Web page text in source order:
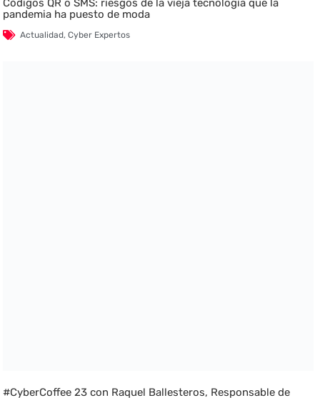
Códigos QR o SMS: riesgos de la vieja tecnología que la
pandemia ha puesto de moda
Actualidad,Cyber Expertos
#CyberCoffee 23 con Raquel Ballesteros, Responsable de